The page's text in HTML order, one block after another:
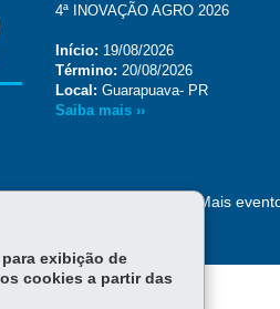
4ª INOVAÇÃO AGRO 2026
Início: 19/08/2026
Término: 20/08/2026
Local: Guarapuava- PR
Saiba mais ››
Mais
exibição de
cookies a partir das